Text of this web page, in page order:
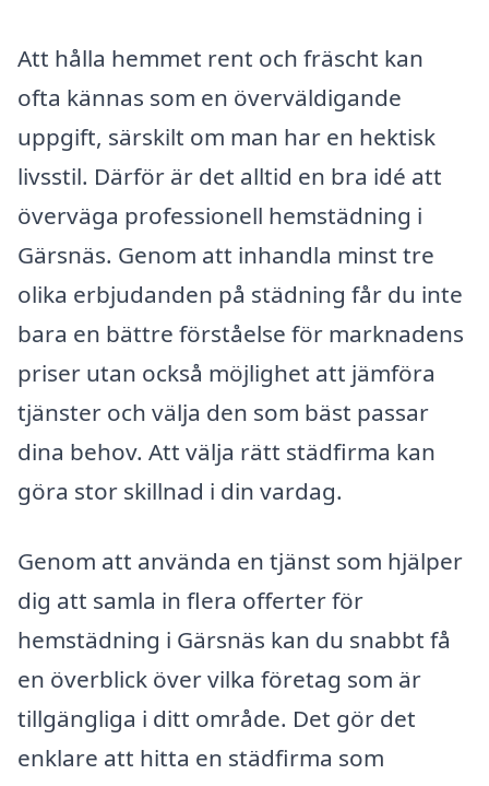
Att hålla hemmet rent och fräscht kan
ofta kännas som en överväldigande
uppgift, särskilt om man har en hektisk
livsstil. Därför är det alltid en bra idé att
överväga professionell hemstädning i
Gärsnäs. Genom att inhandla minst tre
olika erbjudanden på städning får du inte
bara en bättre förståelse för marknadens
priser utan också möjlighet att jämföra
tjänster och välja den som bäst passar
dina behov. Att välja rätt städfirma kan
göra stor skillnad i din vardag.
Genom att använda en tjänst som hjälper
dig att samla in flera offerter för
hemstädning i Gärsnäs kan du snabbt få
en överblick över vilka företag som är
tillgängliga i ditt område. Det gör det
enklare att hitta en städfirma som